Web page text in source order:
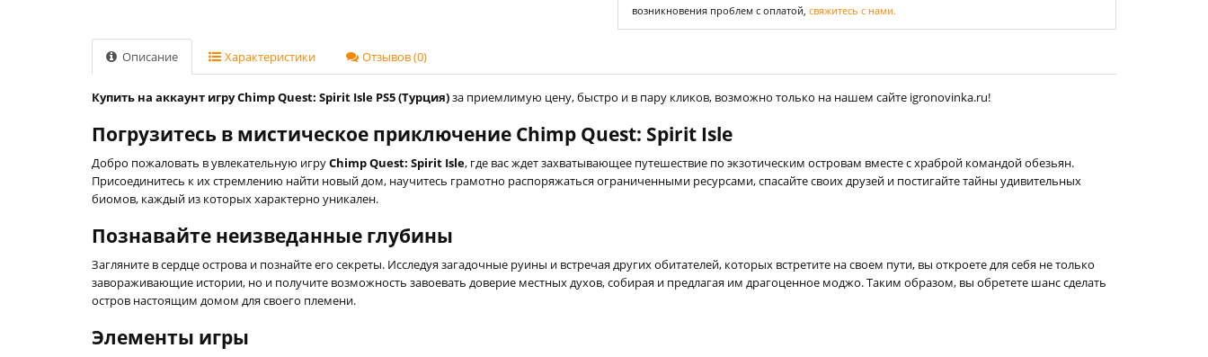
возникновения проблем с оплатой, свяжитесь с нами.
Описание Характеристики Отзывов (0)
Купить на аккаунт игру Chimp Quest: Spirit Isle PS5 (Турция)за приемлимую цену, быстро и в пару кликов, возможно только на нашем сайте igronovinka.ru!
Погрузитесь в мистическое приключение Chimp Quest: Spirit Isle
Добро пожаловать в увлекательную игруChimp Quest: Spirit Isle, где вас ждет захватывающее путешествие по экзотическим островам вместе с храброй командой обезьян.
Присоединитесь к их стремлению найти новый дом, научитесь грамотно распоряжаться ограниченными ресурсами, спасайте своих друзей и постигайте тайны удивительных
биомов, каждый из которых характерно уникален.
Познавайте неизведанные глубины
Загляните в сердце острова и познайте его секреты. Исследуя загадочные руины и встречая других обитателей, которых встретите на своем пути, вы откроете для себя не только
завораживающие истории, но и получите возможность завоевать доверие местных духов, собирая и предлагая им драгоценное моджо. Таким образом, вы обретете шанс сделать
остров настоящим домом для своего племени.
Элементы игры